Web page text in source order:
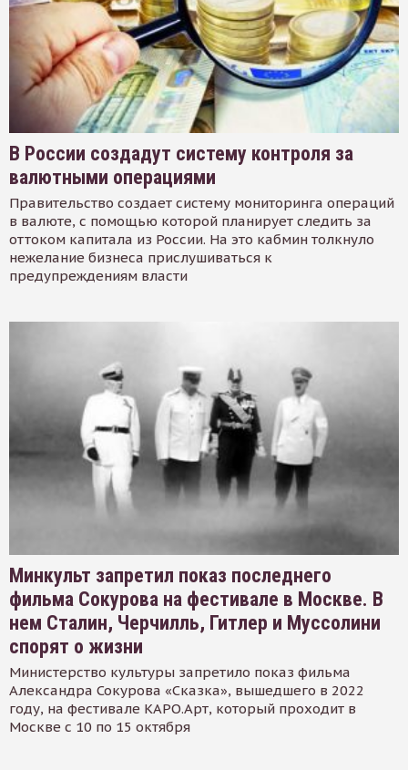
В России создадут систему контроля за
валютными операциями
Правительство создает систему мониторинга операций
в валюте, с помощью которой планирует следить за
оттоком капитала из России. На это кабмин толкнуло
нежелание бизнеса прислушиваться к
предупреждениям власти
Минкульт запретил показ последнего
фильма Сокурова на фестивале в Москве. В
нем Сталин, Черчилль, Гитлер и Муссолини
спорят о жизни
Министерство культуры запретило показ фильма
Александра Сокурова «Сказка», вышедшего в 2022
году, на фестивале КАРО.Арт, который проходит в
Москве с 10 по 15 октября